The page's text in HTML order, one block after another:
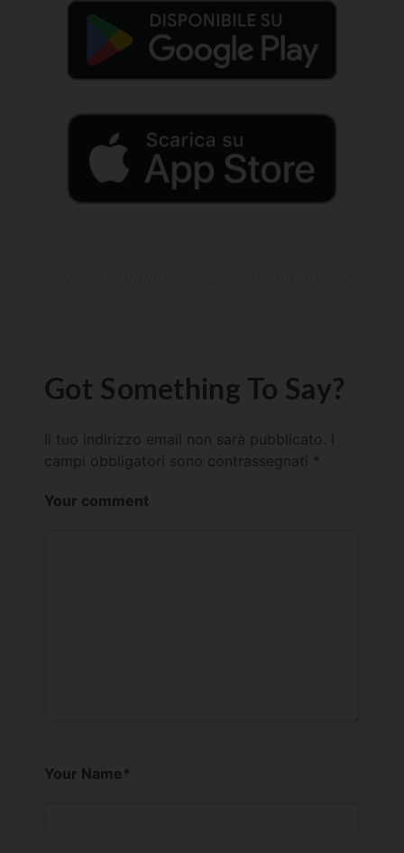
Got Something To Say?
Il tuo indirizzo email non sarà pubblicato.
campi obbligatori sono contrassegnati *
Your comment
Your Name*